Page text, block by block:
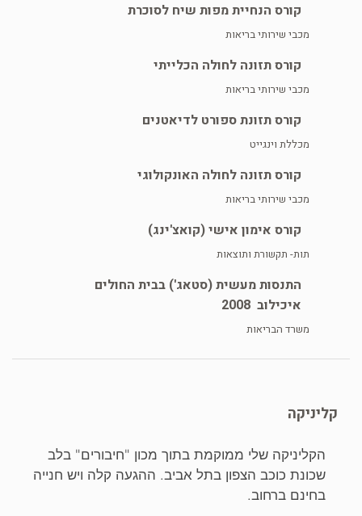
קורס הנחיית מפות שיח לסוכרת
מכבי שירותי בריאות
קורס תזונה לחולה הכלייתי
מכבי שירותי בריאות
קורס תזונת ספורט לדיאטנים
מכללת וינגייט
קורס תזונה לחולה האונקולוגי
מכבי שירותי בריאות
קורס אימון אישי (קואצ'ינג)
תות- תקשורת ותוצאות
התנסות מעשית (סטאג') בבית החולים
איכילוב 2008
משרד הבריאות
קליניקה
הקליניקה שלי ממוקמת בתוך מכון "חיבורים" בלב
שכונת כוכב הצפון בתל אביב. ההגעה קלה ויש חנייה
בחינם ברחוב.
שיחת היכרות חינם פגישה